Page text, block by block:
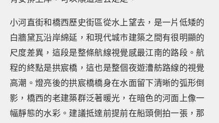
小河直街和橋西歷史街區從水上望去，是一片低矮的
白牆黛瓦沿岸綿延，和現代城市建築之間有很明顯的
尺度差異，這段是整條航線視覺感最江南的路段。航
程的終點是拱宸橋，這也是整個夜遊漕舫路線的視覺
高潮。燈亮後的拱宸橋橋身在水面留下清晰的弧形倒
影，橋西的老建築群泛著暖光，在暗色的河面上像一
幅靜態的水彩。建議抵達前提前在船頭側拍一張，那